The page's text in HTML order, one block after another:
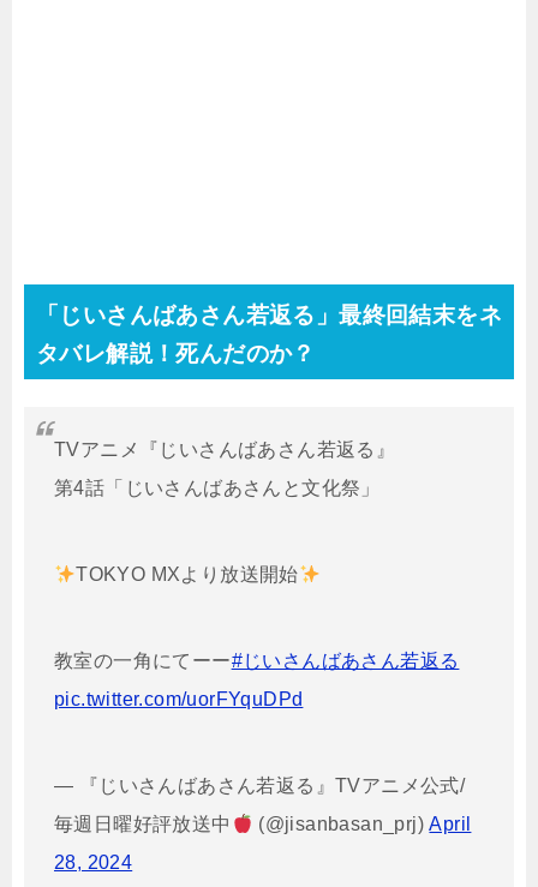
「じいさんばあさん若返る」最終回結末をネ
タバレ解説！死んだのか？
TVアニメ『じいさんばあさん若返る』
第4話「じいさんばあさんと文化祭」
TOKYO MXより放送開始
教室の一角にてーー#じいさんばあさん若返る
pic.twitter.com/uorFYquDPd
— 『じいさんばあさん若返る』TVアニメ公式/
毎週日曜好評放送中
(@jisanbasan_prj)April
28, 2024